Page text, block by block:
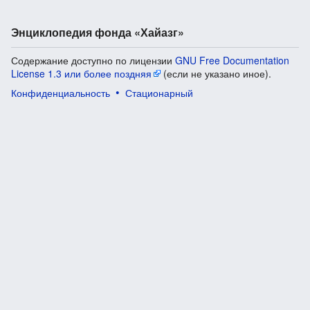
Энциклопедия фонда «Хайазг»
Содержание доступно по лицензии GNU Free Documentation
License 1.3 или более поздняя
(если не указано иное).
Конфиденциальность
Стационарный